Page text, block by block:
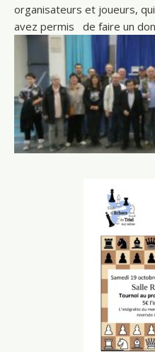
organisateurs et joueurs, qui
avez permis de faire un